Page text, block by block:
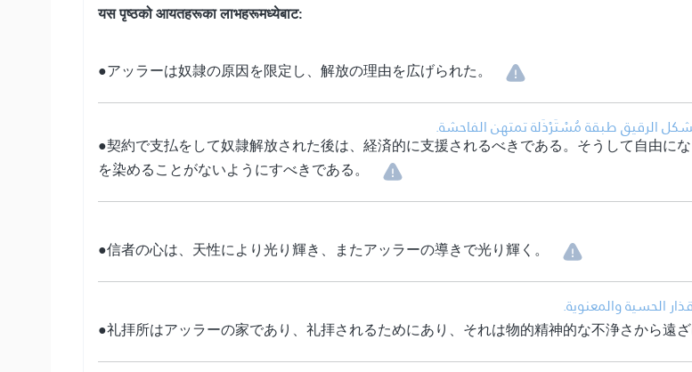
यस पृष्ठको आयतहरूका लाभहरूमध्येबाट:
●アッラーは奴隷の原因を限定し、解放の理由を広げられた。
يشكل الرقيق طبقة مُسْتَرْذَلة تمتهن الفاحشة.
●契約で支払をして奴隷解放された後は、経済的に支援されるべきである。そうして自由に
を染めることがないようにすべきである。
●信者の心は、天性により光り輝き、またアッラーの導きで光り輝く。
الحسية والمعنوية.
●礼拝所はアッラーの家であり、礼拝されるためにあり、それは物的精神的な不浄さから遠ざ